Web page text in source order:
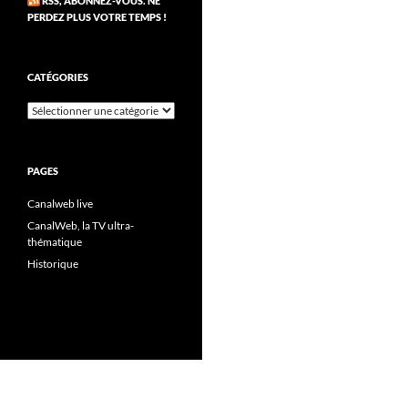
PERDEZ PLUS VOTRE TEMPS !
CATÉGORIES
Catégories
PAGES
Canalweb live
CanalWeb, la TV ultra-
thématique
Historique